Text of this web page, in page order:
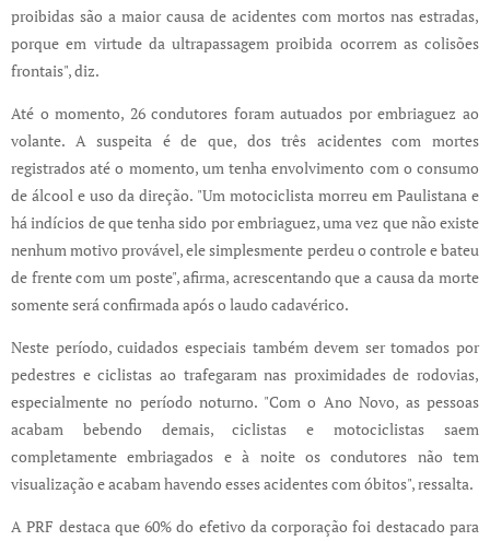
proibidas são a maior causa de acidentes com mortos nas estradas,
porque em virtude da ultrapassagem proibida ocorrem as colisões
frontais", diz.
Até o momento, 26 condutores foram autuados por embriaguez ao
volante. A suspeita é de que, dos três acidentes com mortes
registrados até o momento, um tenha envolvimento com o consumo
de álcool e uso da direção. "Um motociclista morreu em Paulistana e
há indícios de que tenha sido por embriaguez, uma vez que não existe
nenhum motivo provável, ele simplesmente perdeu o controle e bateu
de frente com um poste", afirma, acrescentando que a causa da morte
somente será confirmada após o laudo cadavérico.
Neste período, cuidados especiais também devem ser tomados por
pedestres e ciclistas ao trafegaram nas proximidades de rodovias,
especialmente no período noturno. "Com o Ano Novo, as pessoas
acabam bebendo demais, ciclistas e motociclistas saem
completamente embriagados e à noite os condutores não tem
visualização e acabam havendo esses acidentes com óbitos", ressalta.
A PRF destaca que 60% do efetivo da corporação foi destacado para